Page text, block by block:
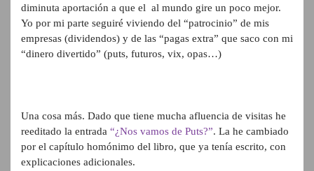
diminuta aportación a que el al mundo gire un poco mejor.
Yo por mi parte seguiré viviendo del “patrocinio” de mis
empresas (dividendos) y de las “pagas extra” que saco con mi
“dinero divertido” (puts, futuros, vix, opas…)
Una cosa más. Dado que tiene mucha afluencia de visitas he
reeditado la entrada “¿Nos vamos de Puts?”. La he cambiado
por el capítulo homónimo del libro, que ya tenía escrito, con
explicaciones adicionales.